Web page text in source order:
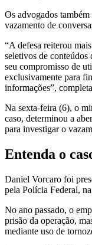
Os advogados
vazamento de
“A defesa reiterou
seletivos de
seu compromisso de
exclusivamente para
informações”,
Na sexta-feira (6), o
caso, determinou a
para investigar o
Entenda o
Daniel Vorcaro foi
pela Polícia Federal,
No ano passado, o
prisão da operação,
mediante uso de